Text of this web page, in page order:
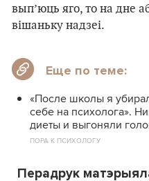
вып’юць яго, то на дне
вішаньку надзеі.
Еще по теме:
«После школы я
себе на психолога».
диеты и выгоняли
ПОРА К ПСИХОЛОГУ
Перадрук